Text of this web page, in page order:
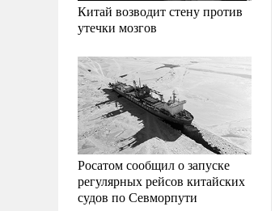
Китай возводит стену против
утечки мозгов
Росатом сообщил о запуске
регулярных рейсов китайских
судов по Севморпути